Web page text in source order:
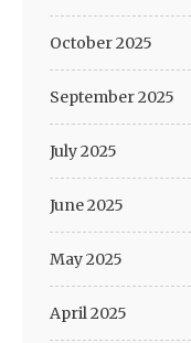
October 2025
September 2025
July 2025
June 2025
May 2025
April 2025